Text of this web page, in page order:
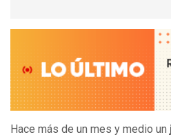
Hace más de un mes y medio un